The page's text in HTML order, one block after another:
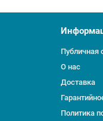
Публичная
О нас
Доставка
Политика